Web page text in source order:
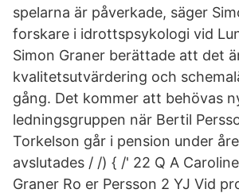
spelarna är påverkade, säger
forskare i idrottspsykologi vid
Simon Graner berättade att det
kvalitetsutvärdering och
gång. Det kommer att behövas
ledningsgruppen när Bertil
Torkelson går i pension under
avslutades / /) { /' 22 Q A
Graner Ro er Persson 2 YJ Vid